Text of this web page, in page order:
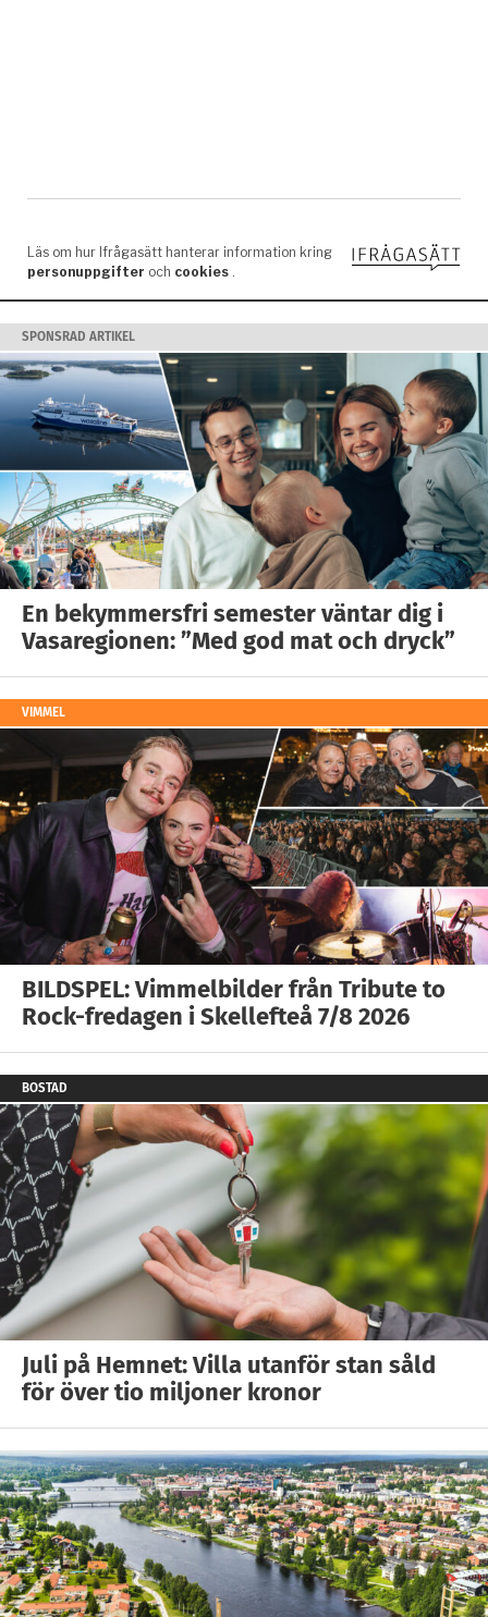
SPONSRAD ARTIKEL
En bekymmersfri semester väntar dig i
Vasaregionen: ”Med god mat och dryck”
VIMMEL
BILDSPEL: Vimmelbilder från Tribute to
Rock-fredagen i Skellefteå 7/8 2026
BOSTAD
Juli på Hemnet: Villa utanför stan såld
för över tio miljoner kronor